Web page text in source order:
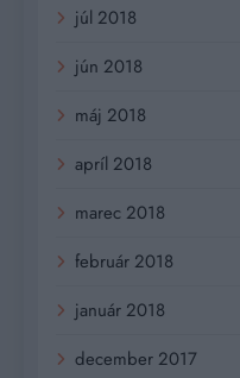
júl 2018
jún 2018
máj 2018
apríl 2018
marec 2018
február 2018
január 2018
december 2017